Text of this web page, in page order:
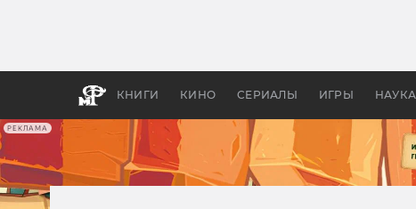
РЕКЛАМА
КНИГИ КИНО СЕРИАЛЫ ИГРЫ НАУКА